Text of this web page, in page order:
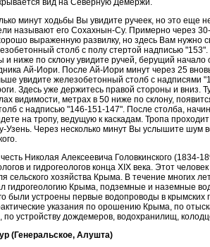
вид на Северную Демержи.
минут ходьбы Вы увидите ручеек, но это еще
называют его Сохахнын-Су. Примерно через
выраженную развилку, но здесь Вам нужно
столб с полу стертой надписью
ниже по склону увидите ручей, берущий начало
Ай-Иори. После Ай-Иори минут через 25
увидите железобетонный столб с надписями
Здесь уже держитесь правой стороны и вниз.
видимости, метрах в 50 ниже по склону,
с надписью "146-151-147". После столба,
на тропу, ведущую к каскадам. Тропа
Узень. Через несколько минут Вы услышите шум
Николая Алексеевича Головкинского (1834-
и гидрогеологов конца XIX века. Этот
сельского хозяйства Крыма. В течение многих
гидрогеологию Крыма, подземные и наземные
были устроены первые водопроводы в крымских
указания по орошению Крыма, по
по устройству дождемеров, водохранилищ,
(Генеральское, Алушта)